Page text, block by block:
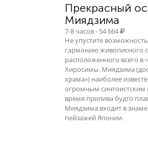
Прекрасный
Миядзима
7-8 часов - 54 664
Не упустите
гармонию живописного
расположенного всего в
Хиросимы. Миядзима
храма») наиболее
огромным синтоистским
время прилива будто
Миядзима входит в
пейзажей Японии.